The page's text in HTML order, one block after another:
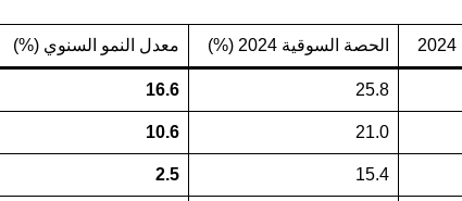
الحصة السوقية 2024 (%) معدل النمو السنوي (%)
25.8
16.6
21.0
10.6
15.4
2.5